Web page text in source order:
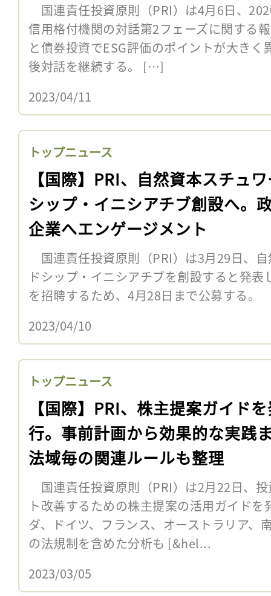
国連責任投資原則（PRI）は4月6日、
信用格付機関の対話第2フェーズに関する
と債券投資でESG評価のポイントが大き
後対話を継続する。 […]
2023/04/11
トップニュース
【国際】PRI、自然資本スチュ
シップ・イニシアチブ創設へ。
企業へエンゲージメント
国連責任投資原則（PRI）は3月29日、
ドシップ・イニシアチブを創設すると発
を招聘するため、4月28日まで公募する
2023/04/10
トップニュース
【国際】PRI、株主提案ガイド
行。事前計画から効果的な実践
法域毎の関連ルールも整理
国連責任投資原則（PRI）は2月22日、
ト改善するための株主提案の活用ガイド
ダ、ドイツ、フランス、オーストラリア、
の法規制を含めた分析も [&hel...
2023/03/05